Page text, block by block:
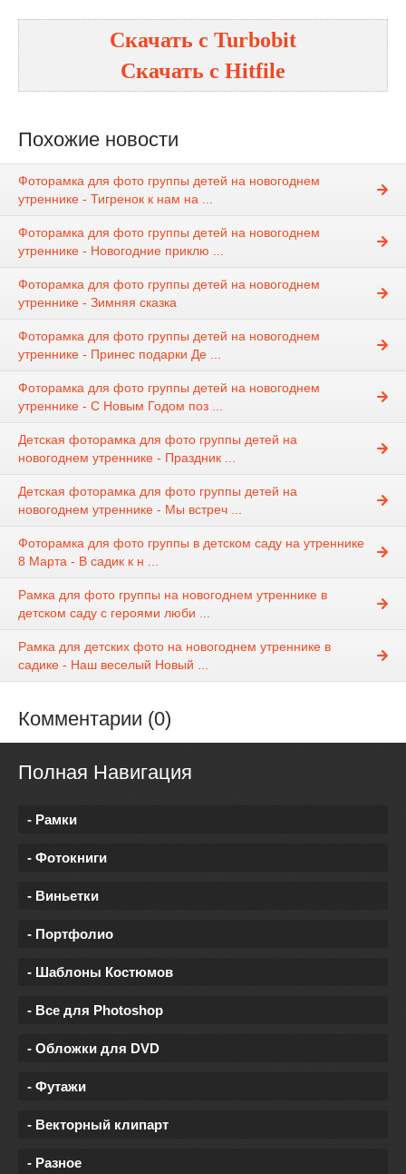
Скачать с Turbobit
Скачать с Hitfile
Похожие новости
Фоторамка для фото группы детей на новогоднем
утреннике - Тигренок к нам на ...
Фоторамка для фото группы детей на новогоднем
утреннике - Новогодние приклю ...
Фоторамка для фото группы детей на новогоднем
утреннике - Зимняя сказка
Фоторамка для фото группы детей на новогоднем
утреннике - Принес подарки Де ...
Фоторамка для фото группы детей на новогоднем
утреннике - С Новым Годом поз ...
Детская фоторамка для фото группы детей на
новогоднем утреннике - Праздник ...
Детская фоторамка для фото группы детей на
новогоднем утреннике - Мы встреч ...
Фоторамка для фото группы в детском саду на утреннике
8 Марта - В садик к н ...
Рамка для фото группы на новогоднем утреннике в
детском саду с героями люби ...
Рамка для детских фото на новогоднем утреннике в
садике - Наш веселый Новый ...
Комментарии (0)
Полная Навигация
- Рамки
- Фотокниги
- Виньетки
- Портфолио
- Шаблоны Костюмов
- Все для Photoshop
- Обложки для DVD
- Футажи
- Векторный клипарт
- Разное